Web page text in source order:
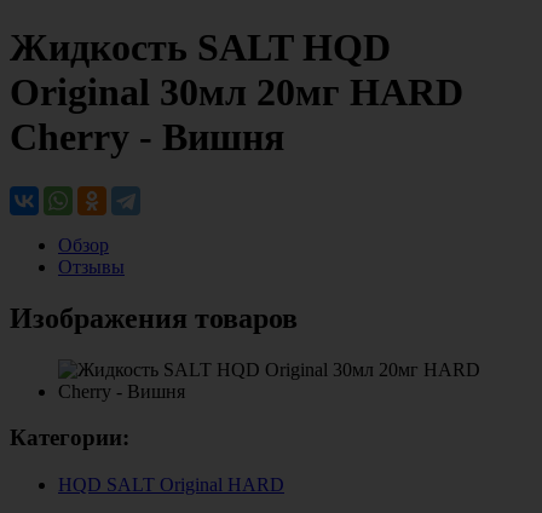
Жидкость SALT HQD
Original 30мл 20мг HARD
Cherry - Вишня
Обзор
Отзывы
Изображения товаров
Категории:
HQD SALT Original HARD